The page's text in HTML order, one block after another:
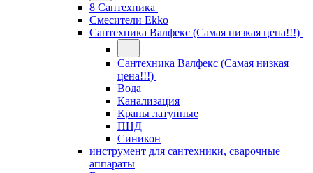
8 Сантехника
Смесители Ekko
Сантехника Валфекс (Самая низкая цена!!!)
Сантехника Валфекс (Самая низкая
цена!!!)
Вода
Канализация
Краны латунные
ПНД
Синикон
инструмент для сантехники, сварочные
аппараты